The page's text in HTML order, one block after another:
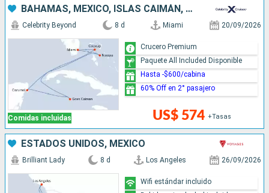
BAHAMAS, MÉXICO, ISLAS CAIMÁN, ESTADOS UNIDOS
Comidas incluidas
Celebrity Beyond 8 d Miami 20/09/2026
US$ 574 +Tasas
Crucero Premium
Paquete All Included Disponible
Hasta -$600/cabina
60% Off en 2° pasajero
ESTADOS UNIDOS, MÉXICO
Brilliant Lady 8 d Los Angeles 26/09/2026
Wifi estándar incluido